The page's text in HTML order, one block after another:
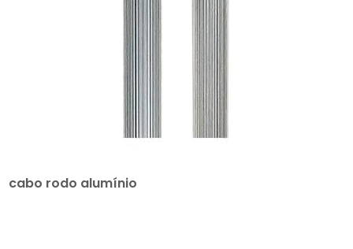
cabo rodo alumínio